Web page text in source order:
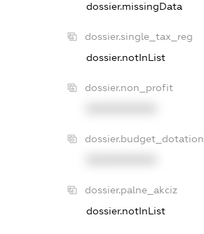
dossier.missingData
dossier.single_tax_reg
dossier.notInList
dossier.non_profit
dossier.budget_dotation
dossier.palne_akciz
dossier.notInList